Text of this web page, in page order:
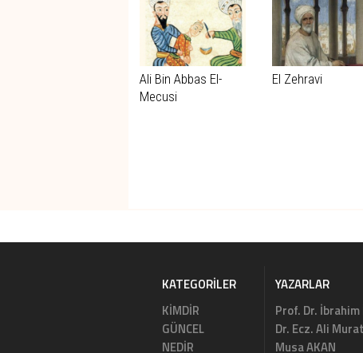
Ali Bin Abbas El-
Mecusi
El Zehravi
KATEGORILER
KİMDİR
GÜNCEL
NEDİR
YAZARLAR
Prof. Dr. İbrahim
Dr. Ecz. Ali
Musa AKAN